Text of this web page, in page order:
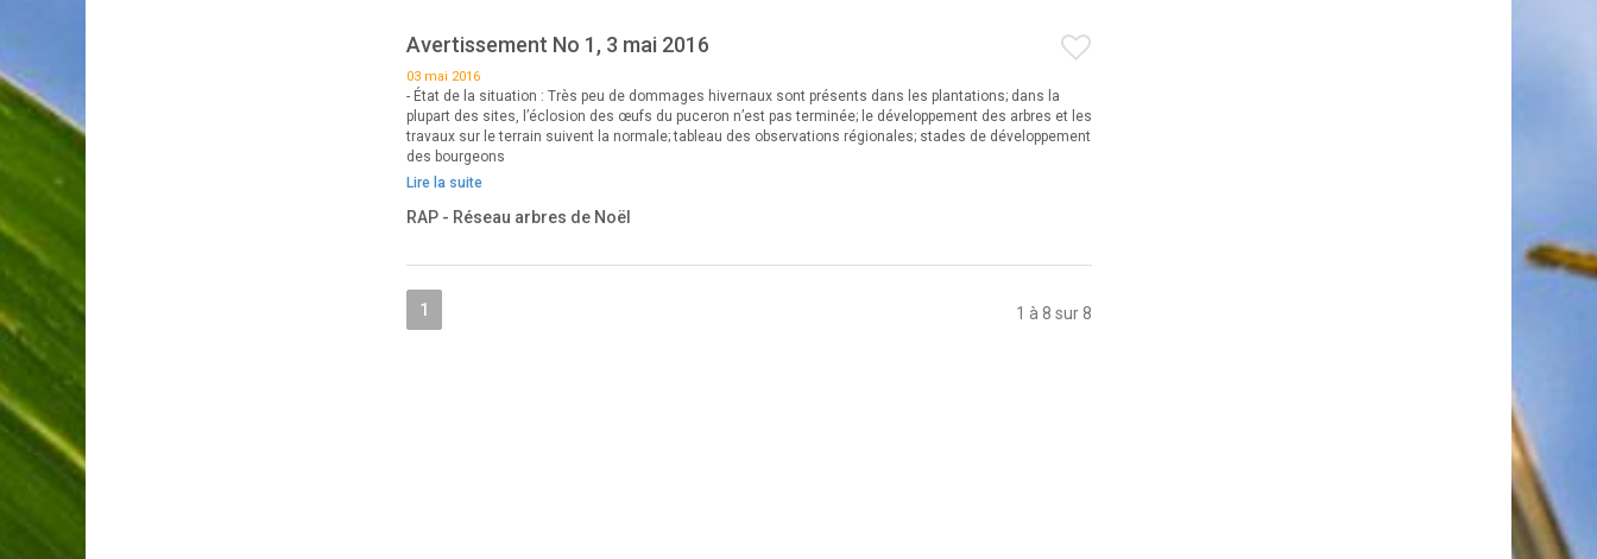
Avertissement No 1, 3 mai 2016
03 mai 2016
- État de la situation : Très peu de dommages hivernaux sont présents dans les plantations; dans la
plupart des sites, l’éclosion des œufs du puceron n’est pas terminée; le développement des arbres et les
travaux sur le terrain suivent la normale; tableau des observations régionales; stades de développement
des bourgeons
Lire la suite
RAP - Réseau arbres de Noël
1 1 à 8 sur 8